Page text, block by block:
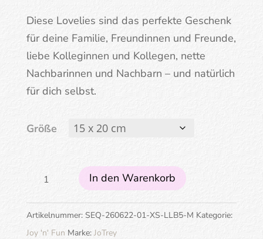
Diese Lovelies sind das perfekte Geschenk
für deine Familie, Freundinnen und Freunde,
liebe Kolleginnen und Kollegen, nette
Nachbarinnen und Nachbarn – und natürlich
für dich selbst.
Größe
Egal,
viel
Kuchen
In den Warenkorb
Artikelnummer: SEQ-260622-01-XS-LLB5-M Kategorie:
Joy 'n' Fun Marke: JoTrey